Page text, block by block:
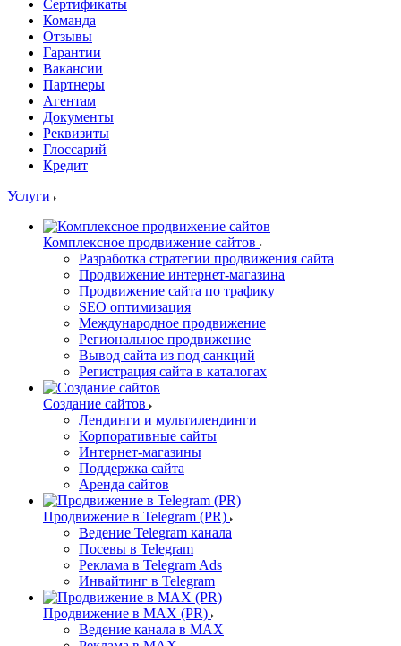
Сертификаты
Команда
Отзывы
Гарантии
Вакансии
Партнеры
Агентам
Документы
Реквизиты
Глоссарий
Кредит
Услуги
Комплексное продвижение сайтов
Разработка стратегии продвижения сайта
Продвижение интернет-магазина
Продвижение сайта по трафику
SEO оптимизация
Международное продвижение
Региональное продвижение
Вывод сайта из под санкций
Регистрация сайта в каталогах
Создание сайтов
Лендинги и мультилендинги
Корпоративные сайты
Интернет-магазины
Поддержка сайта
Аренда сайтов
Продвижение в Telegram (PR)
Ведение Telegram канала
Посевы в Telegram
Реклама в Telegram Ads
Инвайтинг в Telegram
Продвижение в MAX (PR)
Ведение канала в MAX